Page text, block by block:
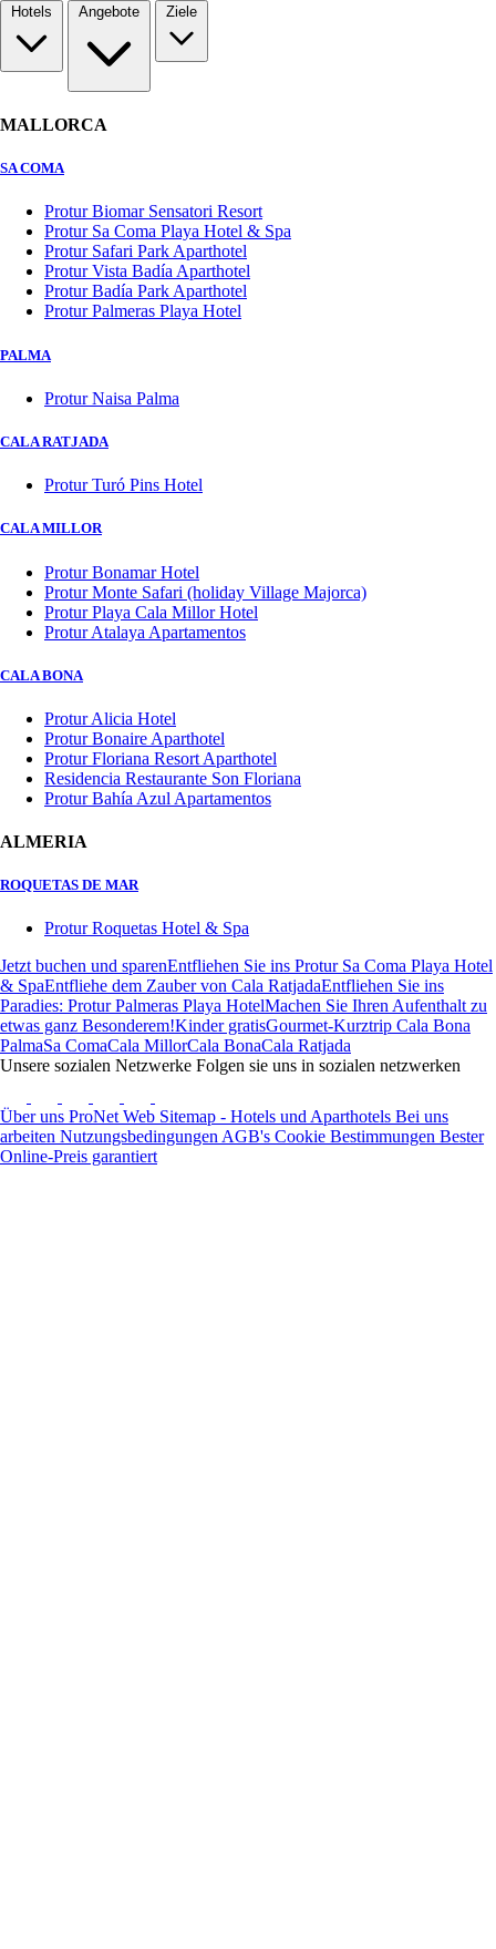
MALLORCA
SA COMA
Protur Biomar Sensatori Resort
Protur Sa Coma Playa Hotel & Spa
Protur Safari Park Aparthotel
Protur Vista Badía Aparthotel
Protur Badía Park Aparthotel
Protur Palmeras Playa Hotel
PALMA
Protur Naisa Palma
CALA RATJADA
Protur Turó Pins Hotel
CALA MILLOR
Protur Bonamar Hotel
Protur Monte Safari (holiday Village Majorca)
Protur Playa Cala Millor Hotel
Protur Atalaya Apartamentos
CALA BONA
Protur Alicia Hotel
Protur Bonaire Aparthotel
Protur Floriana Resort Aparthotel
Residencia Restaurante Son Floriana
Protur Bahía Azul Apartamentos
ALMERIA
ROQUETAS DE MAR
Protur Roquetas Hotel & Spa
Jetzt buchen und sparenEntfliehen Sie ins Protur Sa Coma Playa Hotel
& SpaEntfliehe dem Zauber von Cala RatjadaEntfliehen Sie ins
Paradies: Protur Palmeras Playa HotelMachen Sie Ihren Aufenthalt zu
etwas ganz Besonderem!Kinder gratisGourmet-Kurztrip Cala Bona
PalmaSa ComaCala MillorCala BonaCala Ratjada
Unsere sozialen Netzwerke Folgen sie uns in sozialen netzwerken
Über uns ProNetWeb Sitemap - Hotels und Aparthotels Bei uns
arbeiten NutzungsbedingungenAGB's Cookie Bestimmungen Bester
Online-Preis garantiert